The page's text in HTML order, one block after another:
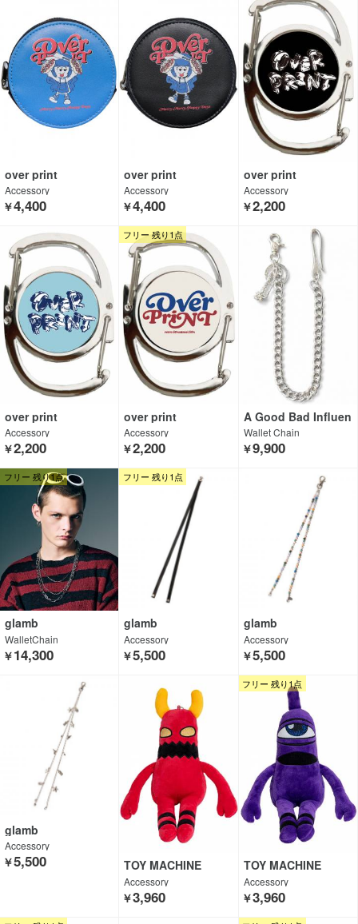
over print
Accessory
￥4,400
over print
Accessory
￥4,400
over print
Accessory
￥2,200
over print
Accessory
￥2,200
フリー 残り1点
over print
Accessory
￥2,200
A Good Bad Influen
ce
Wallet Chain
￥9,900
フリー 残り1点
glamb
WalletChain
￥14,300
フリー 残り1点
glamb
Accessory
￥5,500
glamb
Accessory
￥5,500
glamb
Accessory
￥5,500 TOY MACHINE
Accessory
￥3,960
フリー 残り1点
TOY MACHINE
Accessory
￥3,960